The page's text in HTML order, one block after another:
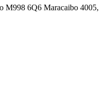
M998 6Q6 Maracaibo 4005,